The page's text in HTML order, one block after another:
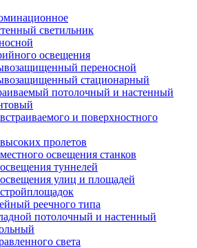
светильник
освещения
переносной
стационарный
потолочный и настенный
и поверхностного
пролетов
освещения станков
туннелей
улиц и площадей
реечного типа
потолочный и настенный
света